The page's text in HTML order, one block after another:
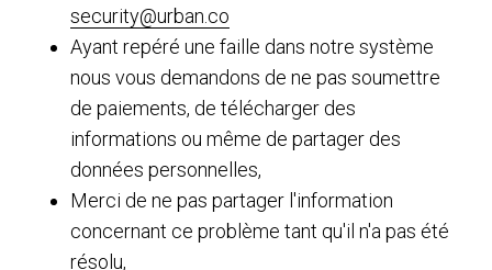
security@urban.co
Ayant repéré une faille dans notre système
nous vous demandons de ne pas soumettre
de paiements, de télécharger des
informations ou même de partager des
données personnelles,
Merci de ne pas partager l'information
concernant ce problème tant qu'il n'a pas été
résolu,